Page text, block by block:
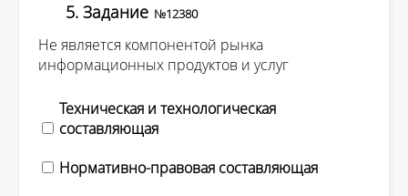
5. Задание №12380
Не является компонентой рынка
информационных продуктов и услуг
Техническая и технологическая
составляющая
Нормативно-правовая составляющая